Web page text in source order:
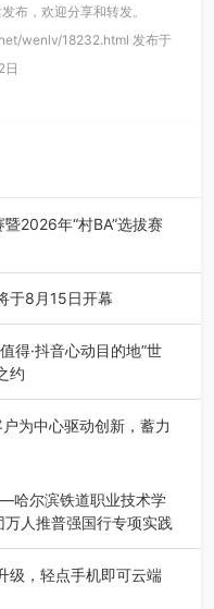
布，欢迎分享和转发。
wenlv/18232.html 发布于
日
2026年“村BA”选拔赛
二十三届“民族团结
于8月15日开幕
文化周媒体通气会在世
得·抖音心动目的地”世
约
”暨抖音“心动目的
为中心驱动创新，蓄力
哈尔滨铁道职业技术学
人推普强国行专项实践
”大学生暑期社会实
级，轻点手机即可云端